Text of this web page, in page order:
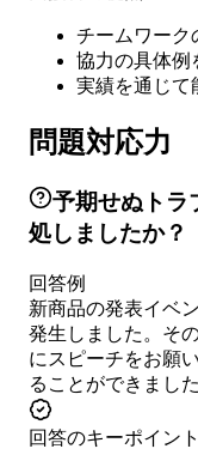
チームワーク
協力の具体例
実績を通じて
問題対応力
予期せぬトラ
処しましたか？
回答例
新商品の発表イベ
発生しました。そ
にスピーチをお願
ることができました
回答のキーポイント